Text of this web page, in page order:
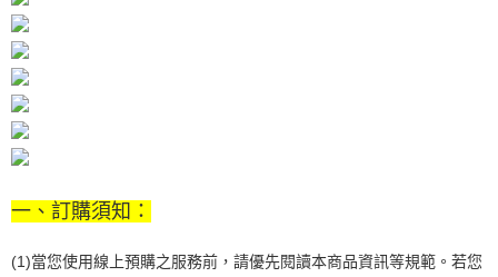
由本公司與您本人進行分期帳單所需資料之確認、核對及更正。
是否繳費成功／繳費後需取消欲退款等相關疑問，請聯繫「AFTEE先享後付
客戶支援中心」
【注意事項】
１．透過由恩沛科技股份有限公司提供之「AFTEE先享後付」服務完成之交
易，需依本服務之必要範圍內提供個人資料，並將交易相關給付款項請求債
權轉讓予恩沛科技股份有限公司。
２．關於個人資料處理事宜，請瀏覽以下網址：
https://aftee.tw/terms/#terms3
「AFTEE先享後付」，若未經同意申辦者引起之損失，本公司不負相關責
時審查核予不同之上限額度；若仍有額度不足之情形，本公司將視審查結果
請自備購物袋，若需購買紙袋可現場詢問
免運費
一、訂購須知：
(1)當您使用線上預購之服務前，請優先閱讀本商品資訊等規範。若您